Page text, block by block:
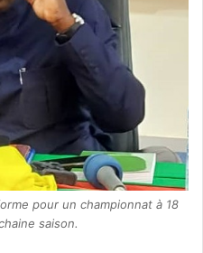
pour un championnat à 18
saison.